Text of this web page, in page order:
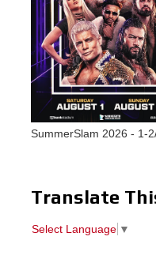
SummerSlam 2026 - 1-
Translate
Select Language ▼